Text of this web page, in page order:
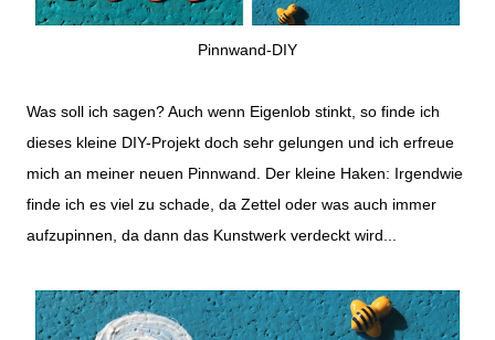
Pinnwand-DIY
Was soll ich sagen? Auch wenn Eigenlob stinkt, so finde ich
dieses kleine DIY-Projekt doch sehr gelungen und ich erfreue
mich an meiner neuen Pinnwand. Der kleine Haken: Irgendwie
finde ich es viel zu schade, da Zettel oder was auch immer
aufzupinnen, da dann das Kunstwerk verdeckt wird...